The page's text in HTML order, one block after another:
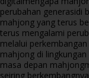
perubahan generasidi
mahjong yang terus
terus mengalami
melalui
mahjong di
masa depan mahjong
seiring